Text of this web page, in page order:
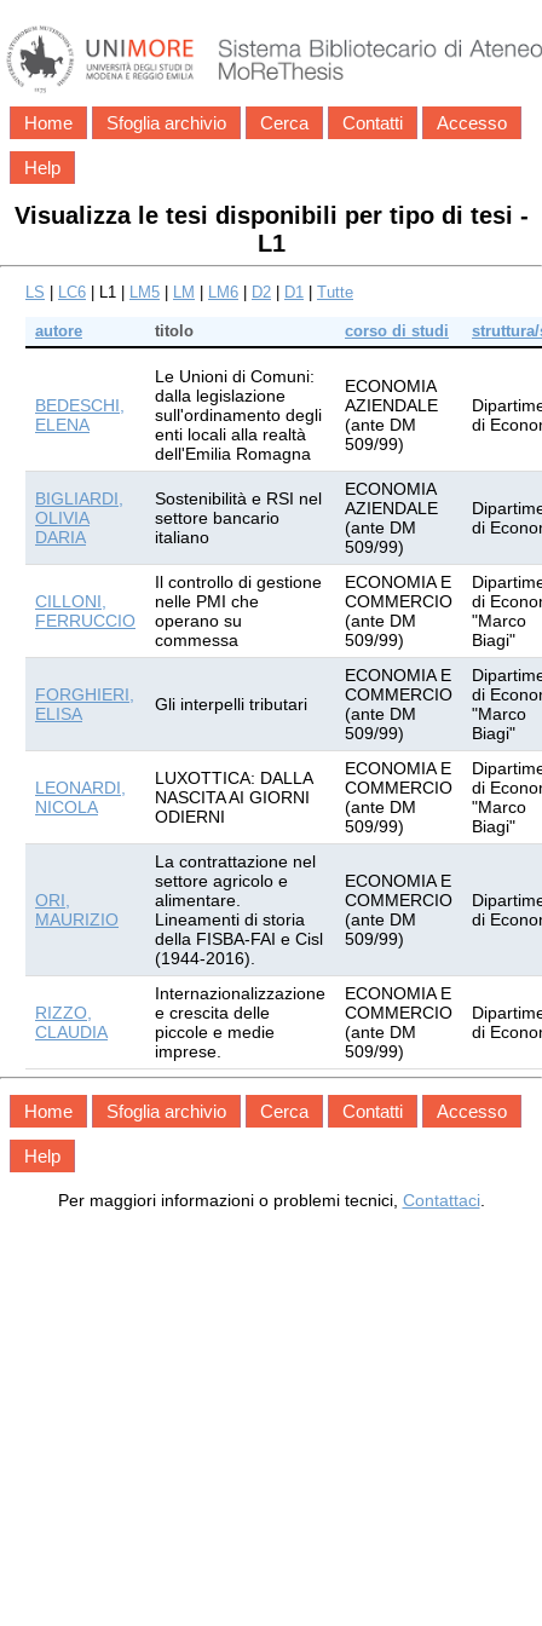
Home Sfoglia archivio Cerca Contatti Accesso
Help
Visualizza le tesi disponibili per tipo di tesi -
L1
LS LC6 | L1 | LM5 LM LM6 D2 D1 Tutte
autore titolo corso di studi
BEDESCHI,
ELENA
Le Unioni di Comuni:
dalla legislazione
sull'ordinamento degli
enti locali alla realtà
dell'Emilia Romagna
ECONOMIA
AZIENDALE
(ante DM
509/99)
di
BIGLIARDI,
OLIVIA
DARIA
Sostenibilità e RSI nel
settore bancario
italiano
ECONOMIA
AZIENDALE
(ante DM
509/99)
di
CILLONI,
FERRUCCIO
Il controllo di gestione
nelle PMI che
operano su
commessa
ECONOMIA E
COMMERCIO
(ante DM
509/99)
di
"Marco
Biagi"
FORGHIERI,
ELISA
Gli interpelli tributari
ECONOMIA E
COMMERCIO
(ante DM
509/99)
di
"Marco
Biagi"
LEONARDI,
NICOLA
LUXOTTICA: DALLA
NASCITA AI GIORNI
ODIERNI
ECONOMIA E
COMMERCIO
(ante DM
509/99)
di
"Marco
Biagi"
ORI,
MAURIZIO
La contrattazione nel
settore agricolo e
alimentare.
Lineamenti di storia
della FISBA-FAI e Cisl
(1944-2016).
ECONOMIA E
COMMERCIO
(ante DM
509/99)
di
RIZZO,
CLAUDIA
Internazionalizzazione
e crescita delle
piccole e medie
imprese.
ECONOMIA E
COMMERCIO
(ante DM
509/99)
di
Home Sfoglia archivio Cerca Contatti Accesso
Help
Per maggiori informazioni o problemi tecnici, Contattaci.